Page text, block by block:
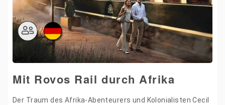
Mit Rovos Rail durch Afrika
Der Traum des Afrika-Abenteurers und Kolonialisten Cecil